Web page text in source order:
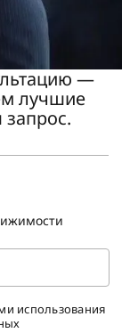
—
лучшие
использования